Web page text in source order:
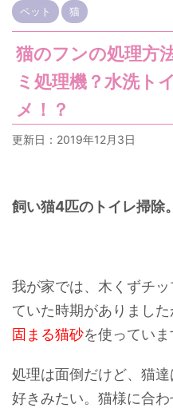
ペット 猫
猫のフンの処理方
ミ処理機？水洗ト
メ！？
更新日： 2019年12月3日
飼い猫4匹のトイレ掃除。
我が家では、木くずチ
ていた時期がありまし
固まる猫砂を使っていま
処理は面倒だけど、猫
好きみたい。猫様に合